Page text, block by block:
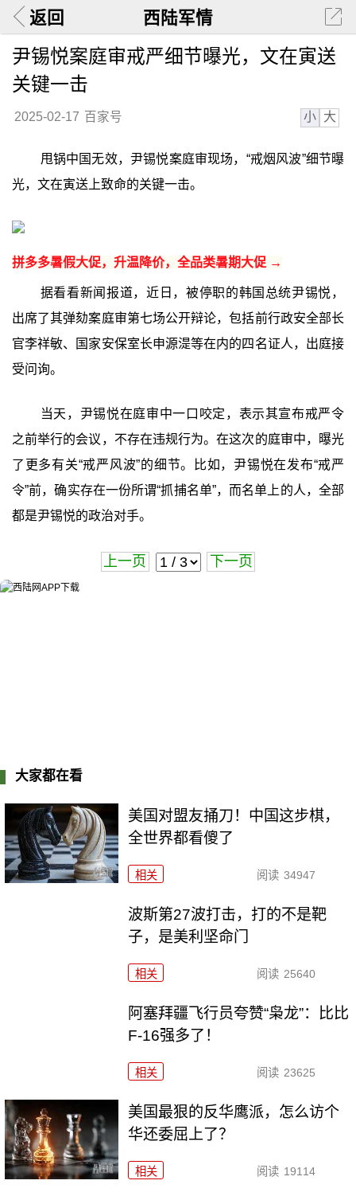
返回 西陆军情
尹锡悦案庭审戒严细节曝光，文在寅送
关键一击
2025-02-17 百家号 小 大
甩锅中国无效，尹锡悦案庭审现场，“戒烟风波”细节曝
光，文在寅送上致命的关键一击。
拼多多暑假大促，升温降价，全品类暑期大促 →
据看看新闻报道，近日，被停职的韩国总统尹锡悦，
出席了其弹劾案庭审第七场公开辩论，包括前行政安全部长
官李祥敏、国家安保室长申源湜等在内的四名证人，出庭接
受问询。
当天，尹锡悦在庭审中一口咬定，表示其宣布戒严令
之前举行的会议，不存在违规行为。在这次的庭审中，曝光
了更多有关“戒严风波”的细节。比如，尹锡悦在发布“戒严
令”前，确实存在一份所谓“抓捕名单”，而名单上的人，全部
都是尹锡悦的政治对手。
上一页 下一页
大家都在看
美国对盟友捅刀！中国这步棋，
全世界都看傻了
相关 阅读 34947
波斯第27波打击，打的不是靶
子，是美利坚命门
相关 阅读 25640
阿塞拜疆飞行员夸赞“枭龙”：比比
F-16强多了！
相关 阅读 23625
美国最狠的反华鹰派，怎么访个
华还委屈上了？
相关 阅读 19114